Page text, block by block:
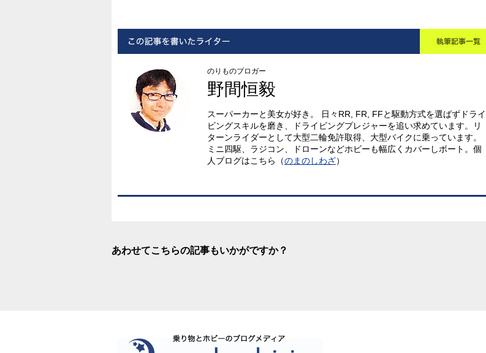
のりものブロガー
野間恒毅
スーパーカーと美女が好き。 日々RR, FR, FFと駆動方式を選ばずドライ
ビングスキルを磨き、ドライビングプレジャーを追い求めています。リ
ターンライダーとして大型二輪免許取得、大型バイクに乗っています。
ミニ四駆、ラジコン、ドローンなどホビーも幅広くカバーしボート。個
人ブログはこちら（のまのしわざ）
あわせてこちらの記事もいかがですか？